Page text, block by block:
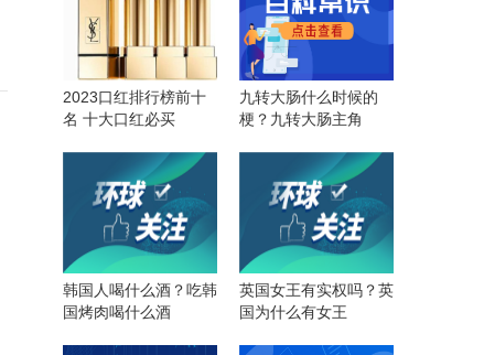
2023口红排行榜前十
名 十大口红必买
九转大肠什么时候的
梗？九转大肠主角
韩国人喝什么酒？吃韩
国烤肉喝什么酒
英国女王有实权吗？英
国为什么有女王